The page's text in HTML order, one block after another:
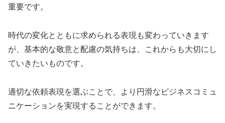
重要です。
時代の変化とともに求められる表現も変わっていきます
が、基本的な敬意と配慮の気持ちは、これからも大切にし
ていきたいものです。
適切な依頼表現を選ぶことで、より円滑なビジネスコミュ
ニケーションを実現することができます。